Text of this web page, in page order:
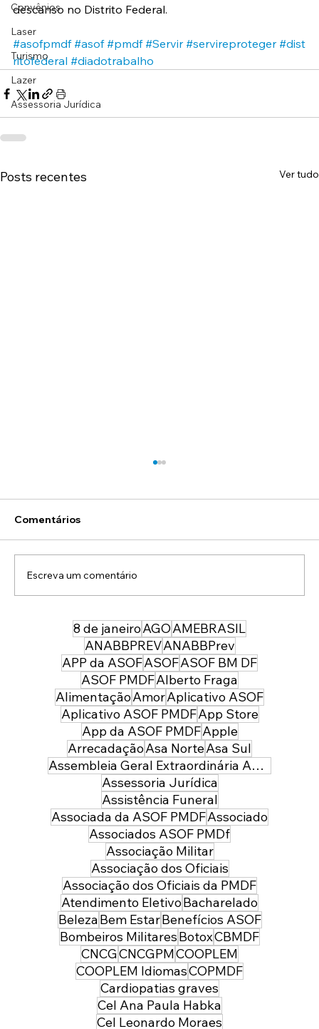
8 de janeiroAGOAMEBRASIL
ANABBPREVANABBPrev
APP da ASOFASOFASOF BM DF
ASOF PMDFAlberto Fraga
AlimentaçãoAmorAplicativo ASOF
Aplicativo ASOF PMDFApp Store
App da ASOF PMDFApple
ArrecadaçãoAsa NorteAsa Sul
Assembleia Geral Extraordinária ASOF PMDF
Assessoria Jurídica
Assistência Funeral
Associada da ASOF PMDFAssociado
Associados ASOF PMDf
Associação Militar
Associação dos Oficiais
Associação dos Oficiais da PMDF
Atendimento EletivoBacharelado
BelezaBem EstarBenefícios ASOF
Bombeiros MilitaresBotoxCBMDF
CNCGCNCGPMCOOPLEM
COOPLEM IdiomasCOPMDF
Cardiopatias graves
Cel Ana Paula Habka
Cel Leonardo Moraes
Convênios
Laser
Turismo
Lazer
Assessoria Jurídica
descanso no Distrito Federal.
#asofpmdf #asof #pmdf #Servir #servireproteger #dist
ritofederal #diadotrabalho
Posts recentes Ver tudo
ASOF Convênios e Benefícios: Colégio
Maria Imaculada (Lago Sul)
Comentários
Escreva um comentário